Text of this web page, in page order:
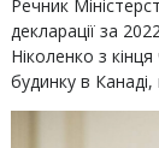
Речник
декларації за
Ніколенко з
будинку в